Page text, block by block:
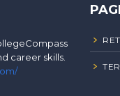
career skills.